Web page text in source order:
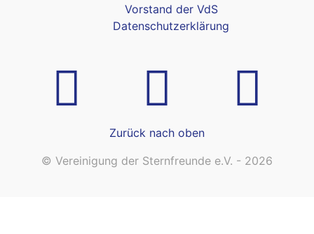
Vorstand der VdS
Datenschutzerklärung
Zurück nach oben
© Vereinigung der Sternfreunde e.V. - 2026